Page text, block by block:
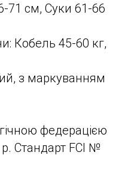
71 см, Суки 61-66
Кобель 45-60 кг,
з маркуванням
федерацією
Стандарт FCI №